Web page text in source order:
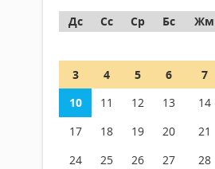
Дс
Сс Ср Бс Жм
3
4 5 6 7
10
11 12 13 14
17
18 19 20 21
24
25 26 27 28